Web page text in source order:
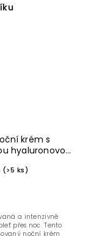
krém s
hyaluronovou
(>5 ks)
a intenzivně
přes noc. Tento
noční krém